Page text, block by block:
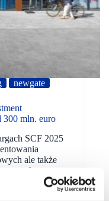
newgate
300 mln. euro
SCF 2025
ale także
nowych